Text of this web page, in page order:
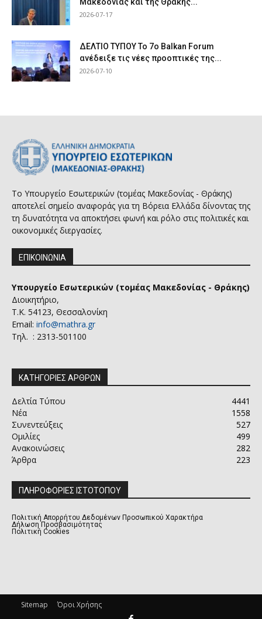
Μακεδονίας και της Θράκης...
2026-07-17
ΔΕΛΤΙΟ ΤΥΠΟΥ Το 7ο Balkan Forum
ανέδειξε τις νέες προοπτικές της...
2026-07-10
Το Υπουργείο Εσωτερικών (τομέας Μακεδονίας - Θράκης)
αποτελεί σημείο αναφοράς για τη Βόρεια Ελλάδα δίνοντας της
τη δυνατότητα να αποκτήσει φωνή και ρόλο στις πολιτικές και
οικονομικές διεργασίες.
ΕΠΙΚΟΙΝΩΝΙΑ
Υπουργείο Εσωτερικών (τομέας Μακεδονίας - Θράκης)
Διοικητήριο,
Τ.Κ. 54123, Θεσσαλονίκη
Email: info@mathra.gr
Τηλ. : 2313-501100
ΚΑΤΗΓΟΡΙΕΣ ΑΡΘΡΩΝ
Δελτία Τύπου
4441
Νέα
1558
Συνεντεύξεις
527
Ομιλίες
499
Ανακοινώσεις
282
Άρθρα
223
ΠΛΗΡΟΦΟΡΙΕΣ ΙΣΤΟΤΟΠΟΥ
Πολιτική Απορρήτου Δεδομένων Προσωπικού Χαρακτήρα
Δήλωση Προσβασιμότητας
Πολιτική Cookies
Sitemap Όροι Χρήσης